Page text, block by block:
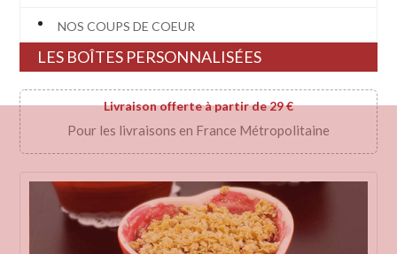
NOS COUPS DE COEUR
LES BOÎTES PERSONNALISÉES
Livraison offerte à partir de 29 €
Pour les livraisons en France Métropolitaine